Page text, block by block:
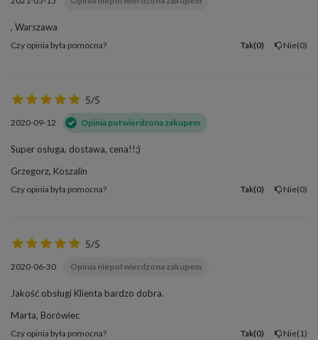
, Warszawa
Czy opinia była pomocna? Tak 0 Nie 0
5/5
2020-09-12 Opinia potwierdzona zakupem
Super osługa, dostawa, cena!!;)
Grzegorz, Koszalin
Czy opinia była pomocna? Tak 0 Nie 0
5/5
2020-06-30 Opinia niepotwierdzona zakupem
Jakość obsługi Klienta bardzo dobra.
Marta, Borówiec
Czy opinia była pomocna? Tak 0 Nie 1